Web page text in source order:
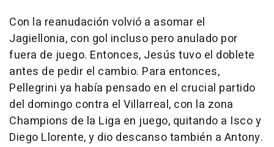
Con la reanudación volvió a asomar el
Jagiellonia, con gol incluso pero anulado por
fuera de juego. Entonces, Jesús tuvo el doblete
antes de pedir el cambio. Para entonces,
Pellegrini ya había pensado en el crucial partido
del domingo contra el Villarreal, con la zona
Champions de la Liga en juego, quitando a Isco y
Diego Llorente, y dio descanso también a Antony.